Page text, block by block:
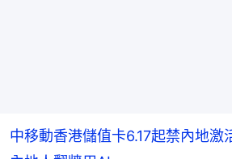
中移動香港儲值卡6.17起禁內地